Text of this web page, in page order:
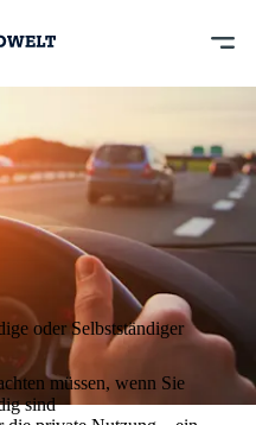
oder Selbstständiger
müssen, wenn Sie
sind